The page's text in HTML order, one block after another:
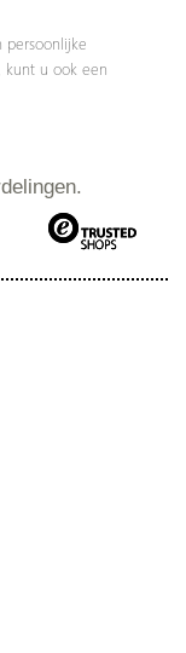
persoonlijke
kunt u ook een